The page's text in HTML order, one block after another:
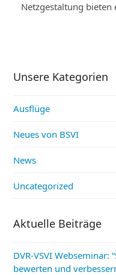
Netzgestaltung bieten
Unsere Kategorien
Ausflüge
Neues von BSVI
News
Uncategorized
Aktuelle Beiträge
DVR-VSVI Webseminar:
bewerten und